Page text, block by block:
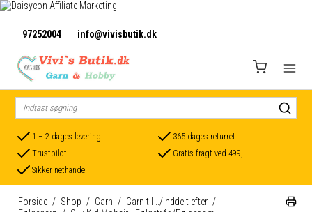
97252004 info@vivisbutik.dk
1 – 2 dages levering
365 dages returret
Trustpilot
Gratis fragt ved 499,-
Sikker nethandel
Forside / Shop / Garn / Garn til ../inddelt efter /